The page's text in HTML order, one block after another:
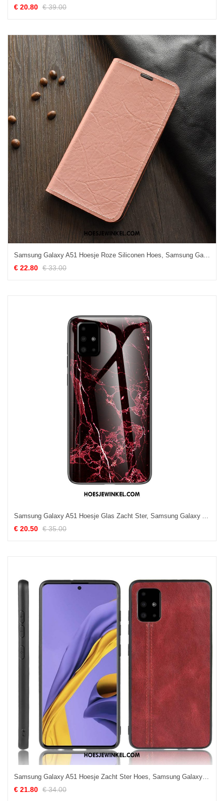
€ 20.80 € 39.00
Samsung Galaxy A51 Hoesje Roze Siliconen Hoes, Samsung Galaxy A51 Hoesje Mobiele Telefoon Ster
€ 22.80 € 33.00
Samsung Galaxy A51 Hoesje Glas Zacht Ster, Samsung Galaxy A51 Hoesje Net Red Hoes
€ 20.50 € 35.00
Samsung Galaxy A51 Hoesje Zacht Ster Hoes, Samsung Galaxy A51 Hoesje All Inclusive Bescherming
€ 21.80 € 34.00